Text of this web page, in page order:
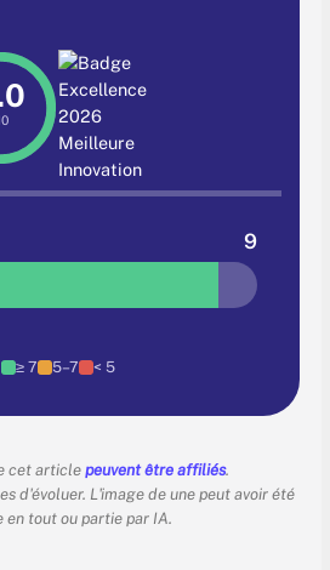
9
≥ 7 5–7 < 5
cet articlepeuvent être affiliés.
d'évoluer. L'image de une peut avoir été
en tout ou partie par IA.